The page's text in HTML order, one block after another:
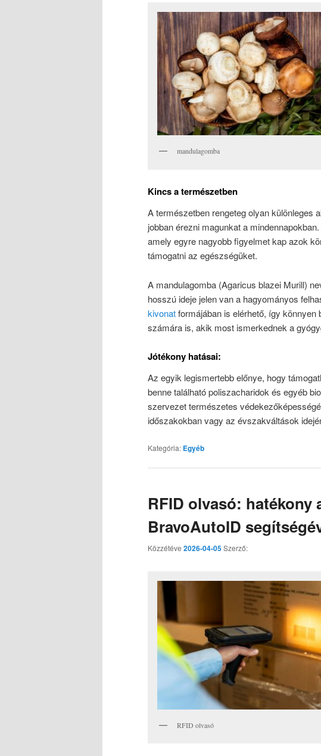
mandulagomba
Kincs a természetben
A természetben rengeteg olyan különleges
jobban érezni magunkat a
amely egyre nagyobb figyelmet kap azok
támogatni az egészségüket.
A mandulagomba (Agaricus blazei Murill)
hosszú ideje jelen van a hagyományos
kivonatformájában is elérhető, így könnyen
számára is, akik most ismerkednek a
Jótékony hatásai:
Az egyik legismertebb előnye, hogy
benne található poliszacharidok és egyéb
szervezet természetes
időszakokban vagy az évszakváltások
Kategória: Egyéb
RFID olvasó: hatékony
BravoAutoID
Közzétéve 2026-04-05Szerző:
RFID olvasó